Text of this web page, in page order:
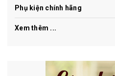
Phụ kiện chính hãng
Xem thêm ...